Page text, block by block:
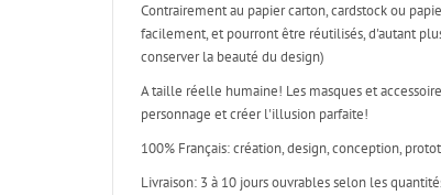
Contrairement au papier carton, cardstock ou
facilement, et pourront être réutilisés, d'autant
conserver la beauté du design)
A taille réelle humaine! Les masques et
personnage et créer l'illusion parfaite!
100% Français: création, design, conception,
Livraison: 3 à 10 jours ouvrables selon les